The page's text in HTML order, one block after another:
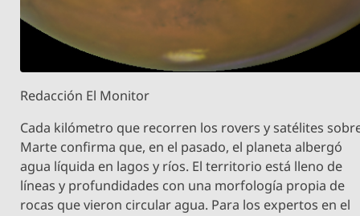
Redacción El Monitor
Cada kilómetro que recorren los rovers y satélites
Marte confirma que, en el pasado, el planeta albergó
agua líquida en lagos y ríos. El territorio está lleno de
líneas y profundidades con una morfología propia de
rocas que vieron circular agua. Para los expertos en el